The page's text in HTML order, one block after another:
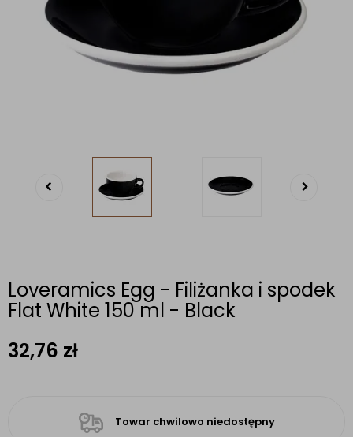
Loveramics Egg - Filiżanka i spodek
Flat White 150 ml - Black
32,76 zł
Towar chwilowo niedostępny